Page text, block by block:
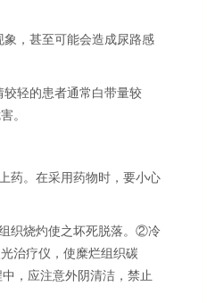
，甚至可能会造成尿路感
轻的患者通常白带量较
。
药。在采用药物时，要小心
织烧灼使之坏死脱落。②冷
治疗仪，使糜烂组织碳
，应注意外阴清洁，禁止